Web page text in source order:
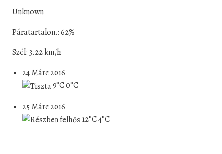
Unknown
Páratartalom: 62%
Szél: 3.22 km/h
24 Márc 2016
9°C0°C
25 Márc 2016
12°C4°C